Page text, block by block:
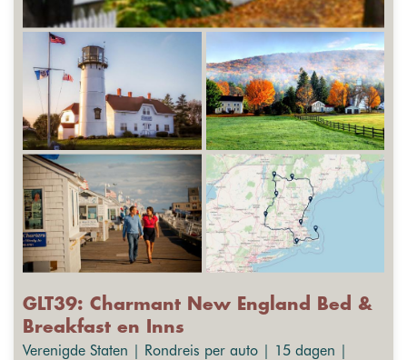
GLT39: Charmant New England Bed &
Breakfast en Inns
Verenigde Staten | Rondreis per auto | 15 dagen |